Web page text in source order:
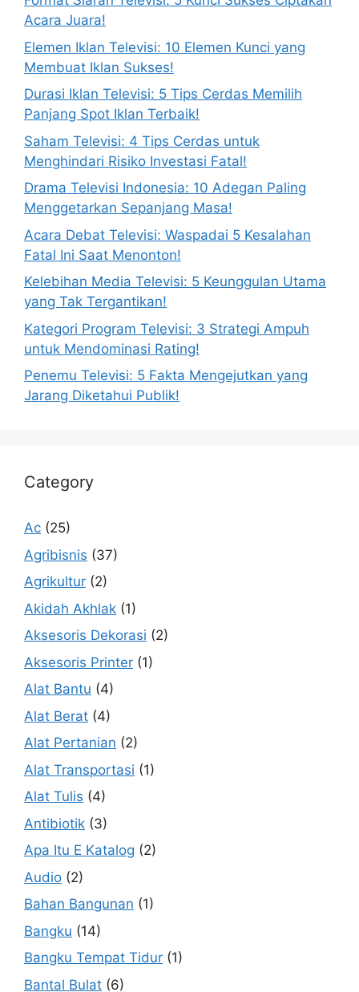
Acara Juara!
Elemen Iklan Televisi: 10 Elemen Kunci yang
Membuat Iklan Sukses!
Durasi Iklan Televisi: 5 Tips Cerdas Memilih
Panjang Spot Iklan Terbaik!
Saham Televisi: 4 Tips Cerdas untuk
Menghindari Risiko Investasi Fatal!
Drama Televisi Indonesia: 10 Adegan Paling
Menggetarkan Sepanjang Masa!
Acara Debat Televisi: Waspadai 5 Kesalahan
Fatal Ini Saat Menonton!
Kelebihan Media Televisi: 5 Keunggulan Utama
yang Tak Tergantikan!
Kategori Program Televisi: 3 Strategi Ampuh
untuk Mendominasi Rating!
Penemu Televisi: 5 Fakta Mengejutkan yang
Jarang Diketahui Publik!
Category
Ac (25)
Agribisnis (37)
Agrikultur (2)
Akidah Akhlak (1)
Aksesoris Dekorasi (2)
Aksesoris Printer (1)
Alat Bantu (4)
Alat Berat (4)
Alat Pertanian (2)
Alat Transportasi (1)
Alat Tulis (4)
Antibiotik (3)
Apa Itu E Katalog (2)
Audio (2)
Bahan Bangunan (1)
Bangku (14)
Bangku Tempat Tidur (1)
Bantal Bulat (6)